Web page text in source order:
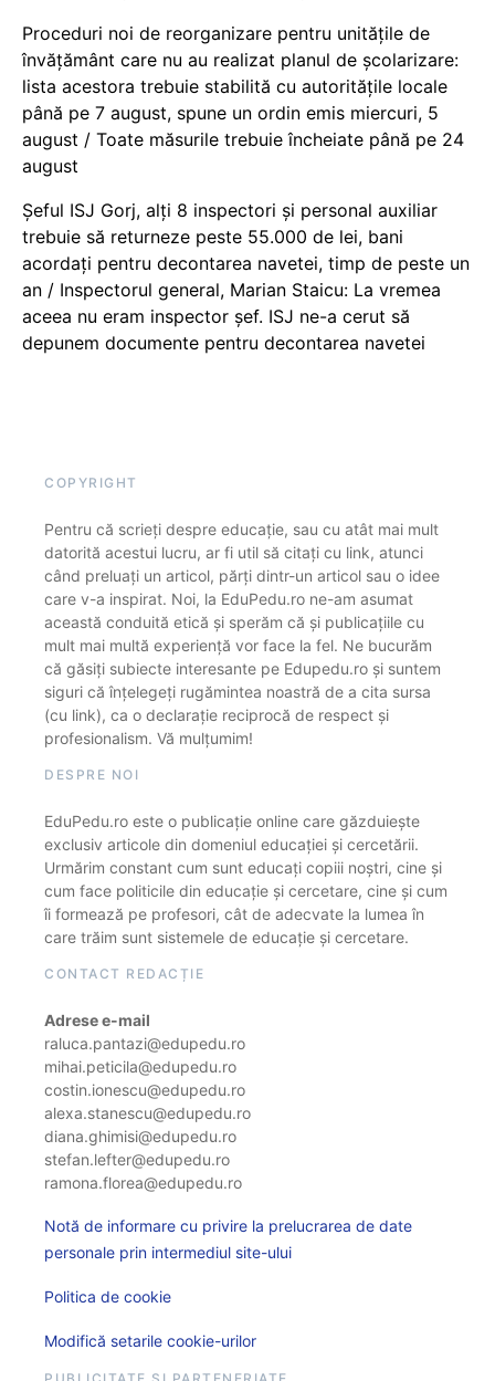
Proceduri noi de reorganizare pentru unitățile de
învățământ care nu au realizat planul de școlarizare:
lista acestora trebuie stabilită cu autoritățile locale
până pe 7 august, spune un ordin emis miercuri, 5
august / Toate măsurile trebuie încheiate până pe 24
august
Șeful ISJ Gorj, alți 8 inspectori și personal auxiliar
trebuie să returneze peste 55.000 de lei, bani
acordați pentru decontarea navetei, timp de peste un
an / Inspectorul general, Marian Staicu: La vremea
aceea nu eram inspector șef. ISJ ne-a cerut să
depunem documente pentru decontarea navetei
COPYRIGHT
Pentru că scrieți despre educație, sau cu atât mai mult
datorită acestui lucru, ar fi util să citați cu link, atunci
când preluați un articol, părți dintr-un articol sau o idee
care v-a inspirat. Noi, la EduPedu.ro ne-am asumat
această conduită etică și sperăm că și publicațiile cu
mult mai multă experiență vor face la fel. Ne bucurăm
că găsiți subiecte interesante pe Edupedu.ro și suntem
siguri că înțelegeți rugămintea noastră de a cita sursa
(cu link), ca o declarație reciprocă de respect și
profesionalism. Vă mulțumim!
DESPRE NOI
EduPedu.ro este o publicație online care găzduiește
exclusiv articole din domeniul educației și cercetării.
Urmărim constant cum sunt educați copiii noștri, cine și
cum face politicile din educație și cercetare, cine și cum
îi formează pe profesori, cât de adecvate la lumea în
care trăim sunt sistemele de educație și cercetare.
CONTACT REDACȚIE
Adrese e-mail
raluca.pantazi@edupedu.ro
mihai.peticila@edupedu.ro
costin.ionescu@edupedu.ro
alexa.stanescu@edupedu.ro
diana.ghimisi@edupedu.ro
stefan.lefter@edupedu.ro
ramona.florea@edupedu.ro
Notă de informare cu privire la prelucrarea de date
personale prin intermediul site-ului
Politica de cookie
Modifică setarile cookie-urilor